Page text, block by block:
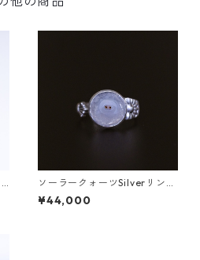
ソーラークォーツSilverリング
HIME(ヒメ） [H003]
¥44,000